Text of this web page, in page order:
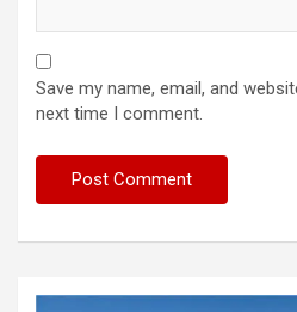
Save my name, email, and
next time I comment.